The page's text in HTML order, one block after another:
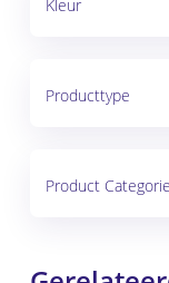
Kleur
Producttype
Product Categorie